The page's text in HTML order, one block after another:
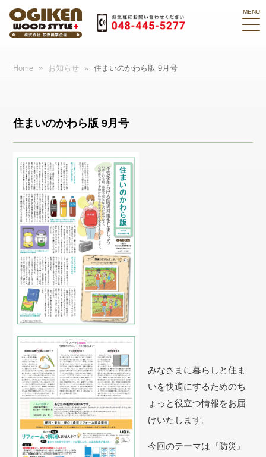
Home » お知らせ » 住まいのかわら版 9月号
住まいのかわら版 9月号
みなさまに暮らしと住ま
いを快適にするためのち
ょっと役立つ情報をお届
けいたします。
今回のテーマは『防災』